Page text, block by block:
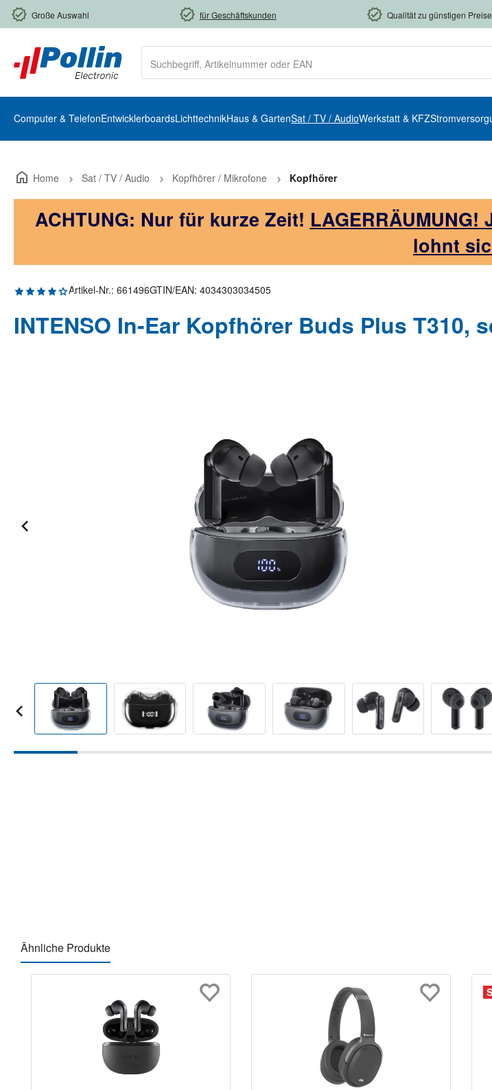
Hauptinhalt springen
Zur Suche springen
Zur Hauptnavigation springen
Große Auswahl für Geschäftskunden Qualität zu günstigen
Computer & TelefonEntwicklerboardsLichttechnikHaus & GartenSat / TV / AudioWerkstatt & KFZ
Home Sat / TV / Audio Kopfhörer / Mikrofone Kopfhörer
ACHTUNG: Nur für kurze Zeit!
lohnt
Durchschnittliche Bewertung von 4.2 von 5 Sternen
Artikel-Nr.: 661496GTIN/EAN: 4034303034505
INTENSO In-Ear Kopfhörer Buds Plus T310,
Ähnliche Produkte